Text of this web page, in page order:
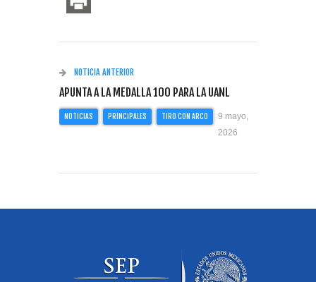
NOTICIA ANTERIOR
APUNTA A LA MEDALLA 100 PARA LA UANL
NOTICIAS PRINCIPALES TIRO CON ARCO
9 mayo,
2026